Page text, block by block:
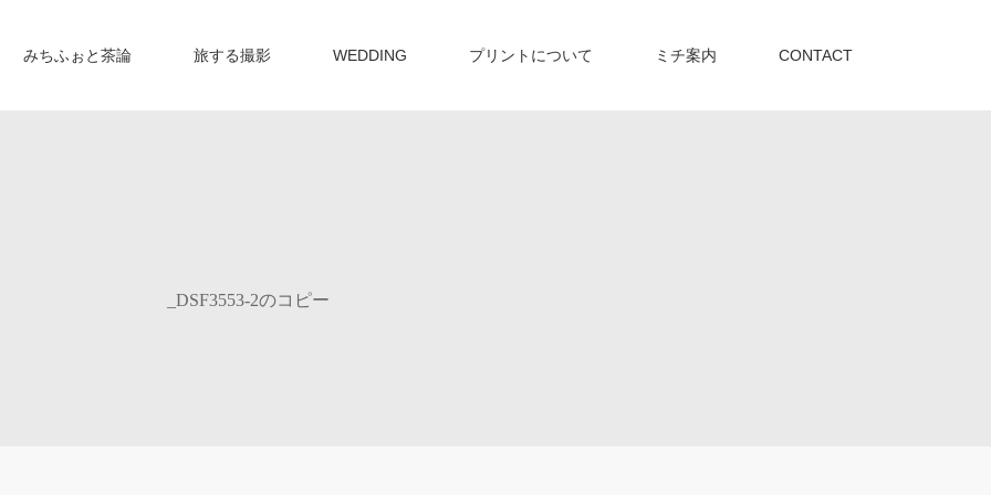
みちふぉと茶論 旅する撮影 WEDDING プリントについて ミチ案内 CONTACT
_DSF3553-2のコピー